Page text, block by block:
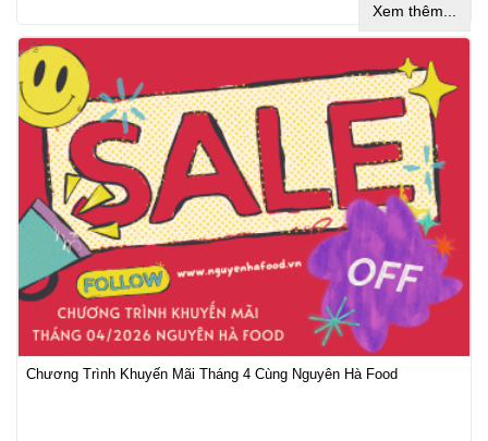
Xem thêm...
Chương Trình Khuyến Mãi Tháng 4 Cùng Nguyên Hà Food